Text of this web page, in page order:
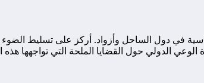
في دول الساحل وأزواد. أركز على تسليط الضوء
الدولي حول القضايا الملحة التي تواجهها هذه